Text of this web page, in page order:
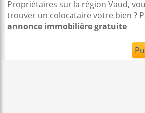
Propriétaires sur la région Vaud,
trouver un colocataire votre bien ?
annonce immobilière gratuite